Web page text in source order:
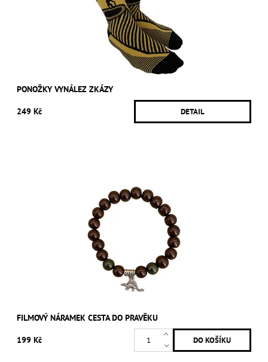
PONOŽKY VYNÁLEZ ZKÁZY
249 Kč DETAIL
FILMOVÝ NÁRAMEK CESTA DO PRAVĚKU
199 Kč